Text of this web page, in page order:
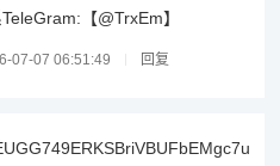
【@TrxEm】
07-07 06:51:49 回复